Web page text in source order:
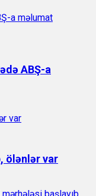
ABŞ-a
ölənlər var